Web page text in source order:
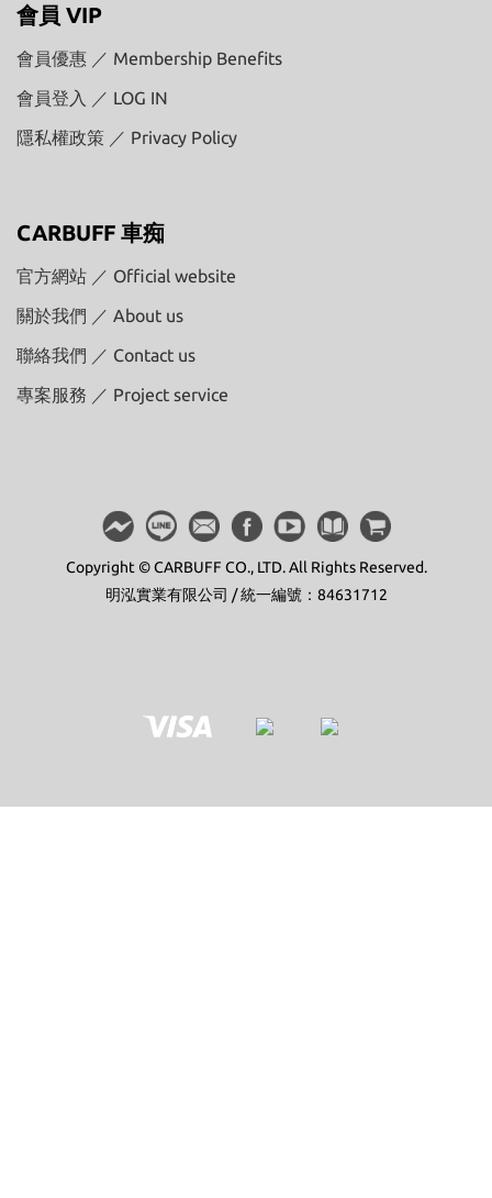
會員 VIP
會員優惠 ／ Membership Benefits
會員登入 ／ LOG IN
隱私權政策 ／ Privacy Policy
CARBUFF 車痴
官方網站 ／ Official website
關於我們 ／ About us
聯絡我們 ／ Contact us
專案服務 ／ Project service
Copyright © CARBUFF CO., LTD. All Rights Reserved.
明泓實業有限公司 / 統一編號：84631712